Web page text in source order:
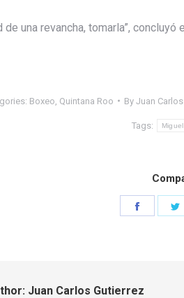
una revancha, tomarla”,
Boxeo Quintana Roo By Juan
Tags:
Juan Carlos Gutierrez